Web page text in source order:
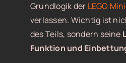
Grundlogik der LEGO
verlassen. Wichtig ist
des Teils, sondern seine
Funktion und